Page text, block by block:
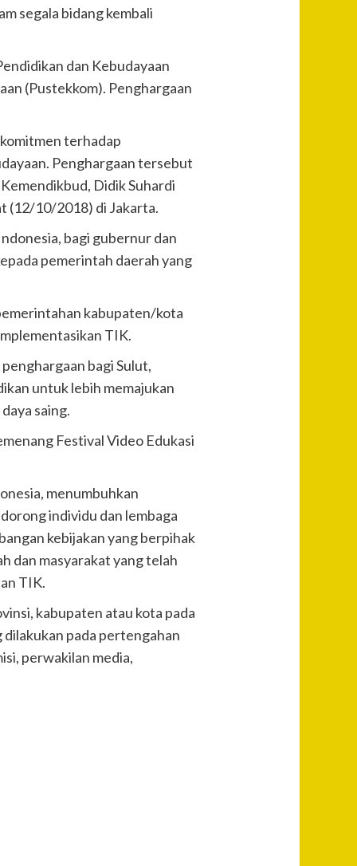
segala bidang kembali
dan Kebudayaan
(Pustekkom). Penghargaan
terhadap
Penghargaan tersebut
Didik Suhardi
(12/10/2018) di Jakarta.
bagi gubernur dan
pemerintah daerah yang
kabupaten/kota
TIK.
bagi Sulut,
untuk lebih memajukan
saing.
Festival Video Edukasi
menumbuhkan
individu dan lembaga
kebijakan yang berpihak
dan masyarakat yang telah
TIK.
kabupaten atau kota pada
pada pertengahan
perwakilan media,